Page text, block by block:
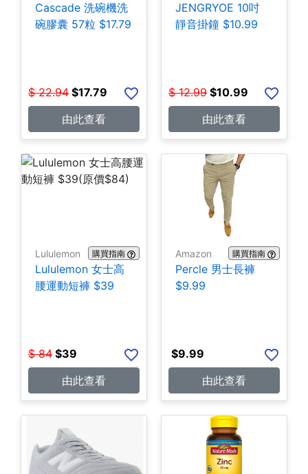
Cascade 洗碗機洗
碗膠囊 57粒 $17.79
$ 22.94 $17.79
由此查看
JENGRYOE 10吋
靜音掛鐘 $10.99
$ 12.99 $10.99
由此查看
Lululemon 購買指南
Lululemon 女士高
腰運動短褲 $39
$ 84 $39
由此查看
Amazon 購買指南
Percle 男士長褲
$9.99
$9.99
由此查看